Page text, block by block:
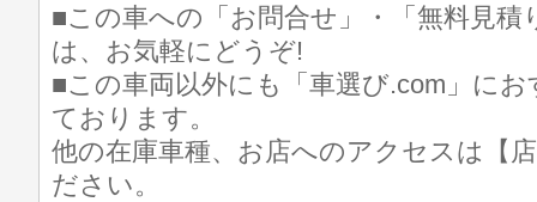
■この車への「お問合せ」・「無料見積
は、お気軽にどうぞ!
■この車両以外にも「車選び.com」に
ております。
他の在庫車種、お店へのアクセスは【
ださい。